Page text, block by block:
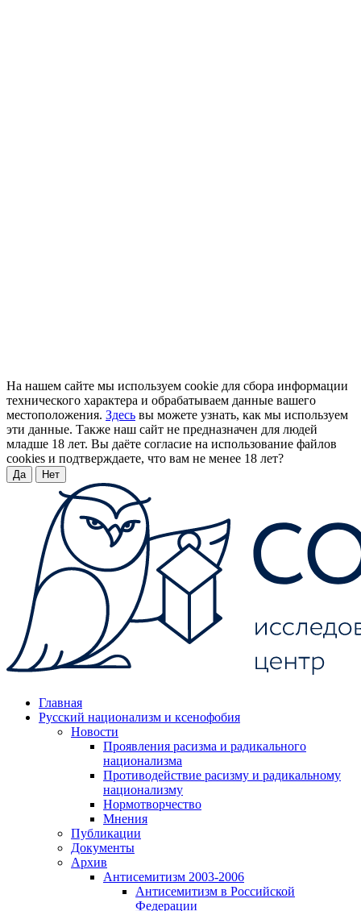
На нашем сайте мы используем cookie для сбора информации
технического характера и обрабатываем данные вашего
местоположения. Здесь вы можете узнать, как мы используем
эти данные. Также наш сайт не предназначен для людей
младше 18 лет. Вы даёте согласие на использование файлов
cookies и подтверждаете, что вам не менее 18 лет?
Да Нет
Главная
Русский национализм и ксенофобия
Новости
Проявления расизма и радикального
национализма
Противодействие расизму и радикальному
национализму
Нормотворчество
Мнения
Публикации
Документы
Архив
Антисемитизм 2003-2006
Антисемитизм в Российской
Федерации